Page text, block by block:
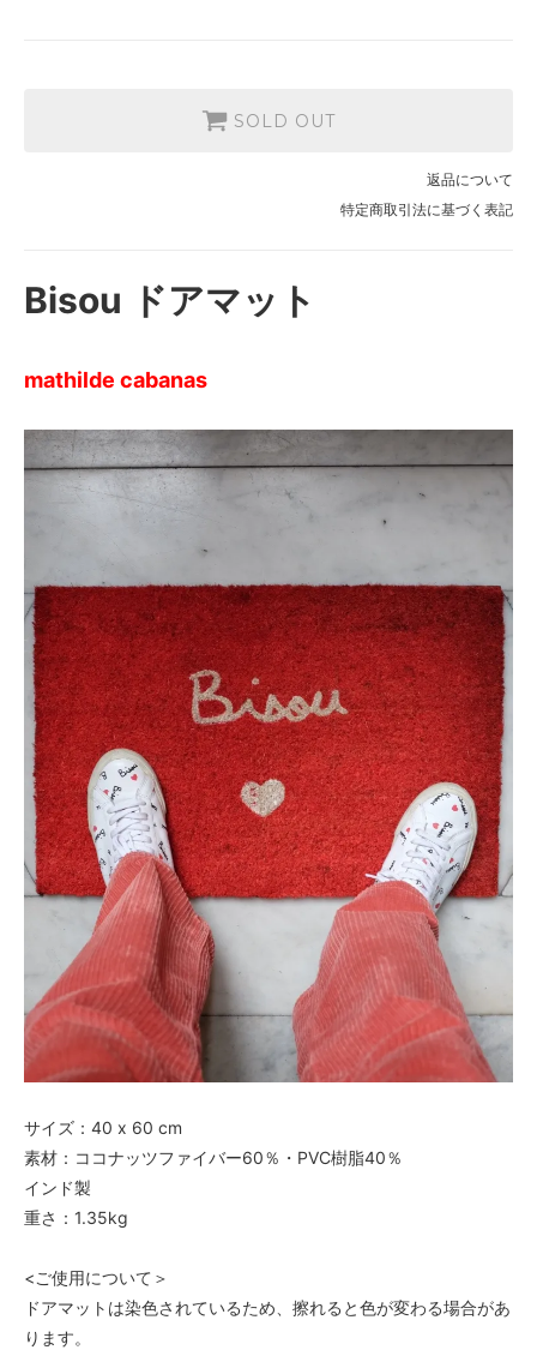
SOLD OUT
返品について
特定商取引法に基づく表記
Bisou ドアマット
mathilde cabanas
サイズ：40 x 60 cm
素材：ココナッツファイバー60％・PVC樹脂40％
インド製
重さ：1.35kg
<ご使用について＞
ドアマットは染色されているため、擦れると色が変わる場合があ
ります。